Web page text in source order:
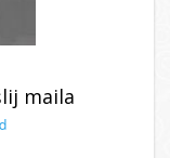
maila